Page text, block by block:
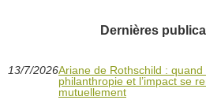
Dernières
13/7/2026Ariane de Rothschild : quand
philanthropie et l’impact se
mutuellement